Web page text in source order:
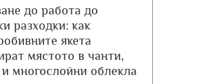
до работа до
разходки: как
якета
мястото в чанти,
многослойни облекла